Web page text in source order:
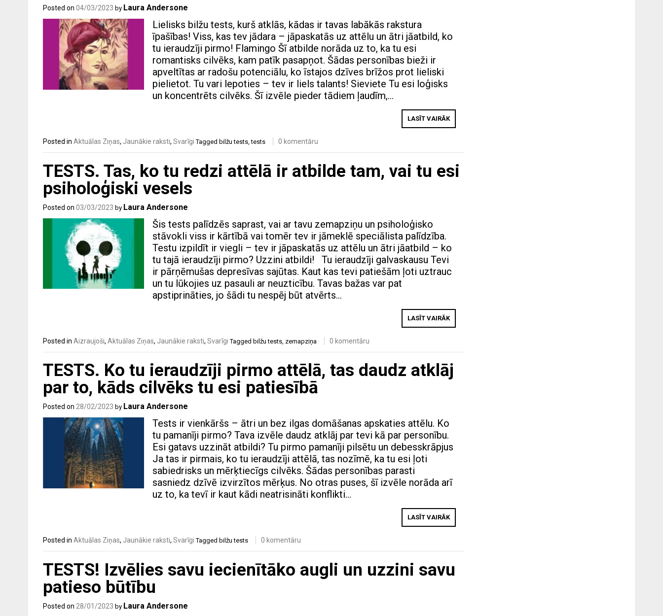
Posted on 04/03/2023 by Laura Andersone
Lielisks bilžu tests, kurš atklās, kādas ir tavas labākās rakstura
īpašības! Viss, kas tev jādara – jāpaskatās uz attēlu un ātri jāatbild, ko
tu ieraudzīji pirmo! Flamingo Šī atbilde norāda uz to, ka tu esi
romantisks cilvēks, kam patīk pasapņot. Šādas personības bieži ir
apveltītas ar radošu potenciālu, ko īstajos dzīves brīžos prot lieliski
pielietot. Tu vari lepoties – tev ir liels talants! Sieviete Tu esi loģisks
un koncentrēts cilvēks. Šī izvēle pieder tādiem ļaudīm,…
LASĪT VAIRĀK
Posted in Aktuālas Ziņas, Jaunākie raksti, Svarīgi Tagged bilžu tests,tests 0 komentāru
TESTS. Tas, ko tu redzi attēlā ir atbilde tam, vai tu esi
psiholoģiski vesels
Posted on 03/03/2023 by Laura Andersone
Šis tests palīdzēs saprast, vai ar tavu zemapziņu un psiholoģisko
stāvokli viss ir kārtībā vai tomēr tev ir jāmeklē speciālista palīdzība.
Testu izpildīt ir viegli – tev ir jāpaskatās uz attēlu un ātri jāatbild – ko
tu tajā ieraudzīji pirmo? Uzzini atbildi! Tu ieraudzīji galvaskausu Tevi
ir pārņēmušas depresīvas sajūtas. Kaut kas tevi patiešām ļoti uztrauc
un tu lūkojies uz pasauli ar neuzticību. Tavas bažas var pat
apstiprināties, jo šādi tu nespēj būt atvērts…
LASĪT VAIRĀK
Posted in Aizraujoši, Aktuālas Ziņas, Jaunākie raksti, Svarīgi Tagged bilžu tests zemapziņa 0 komentāru
TESTS. Ko tu ieraudzīji pirmo attēlā, tas daudz atklāj
par to, kāds cilvēks tu esi patiesībā
Posted on 28/02/2023 by Laura Andersone
Tests ir vienkāršs – ātri un bez ilgas domāšanas apskaties attēlu. Ko
tu pamanīji pirmo? Tava izvēle daudz atklāj par tevi kā par personību.
Esi gatavs uzzināt atbildi? Tu pirmo pamanīji pilsētu un debesskrāpjus
Ja tas ir pirmais, ko tu ieraudzīji attēlā, tas nozīmē, ka tu esi ļoti
sabiedrisks un mērķtiecīgs cilvēks. Šādas personības parasti
sasniedz dzīvē izvirzītos mērķus. No otras puses, šī izvēle norāda arī
uz to, ka tevī ir kaut kādi neatrisināti konflikti…
LASĪT VAIRĀK
Posted in Aktuālas Ziņas, Jaunākie raksti, Svarīgi Tagged bilžu tests 0 komentāru
TESTS! Izvēlies savu iecienītāko augli un uzzini savu
patieso būtību
Posted on 28/01/2023 by Laura Andersone